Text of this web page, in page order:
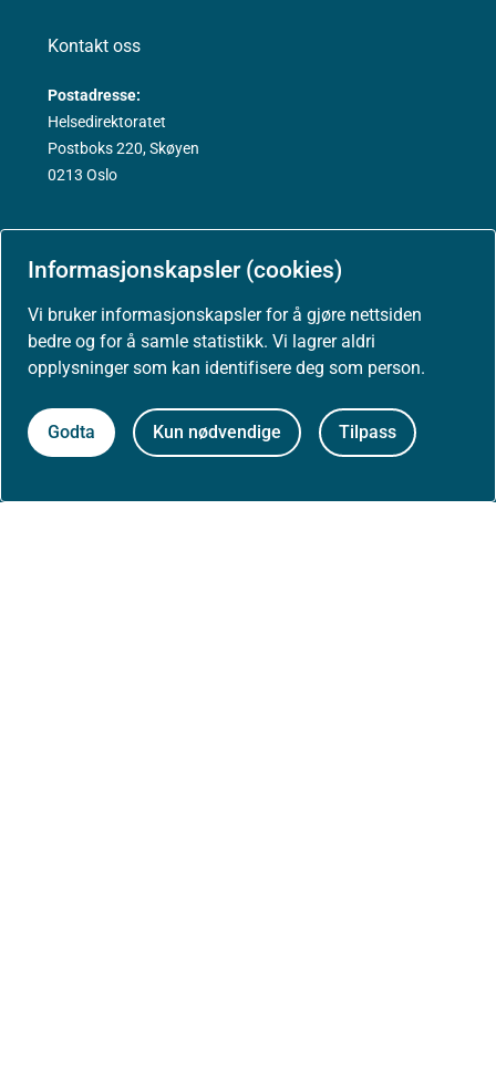
Informasjonskapsler (cookies)
Vi bruker informasjonskapsler for å gjøre nettsiden
bedre og for å samle statistikk. Vi lagrer aldri
opplysninger som kan identifisere deg som person.
Godta Kun nødvendige Tilpass
Kontakt oss
Postadresse:
Helsedirektoratet
Postboks 220, Skøyen
0213 Oslo
Nyheter
Arrangementer